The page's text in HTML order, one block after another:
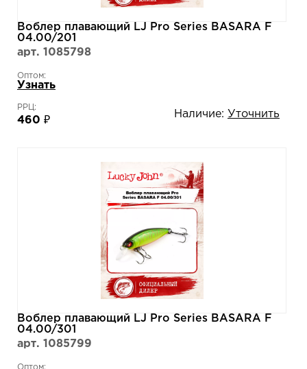
Воблер плавающий LJ Pro Series BASARA F
04.00/201
арт. 1085798
Оптом:
Узнать
РРЦ:
460 ₽
Наличие: Уточнить
Воблер плавающий LJ Pro Series BASARA F
04.00/301
арт. 1085799
Оптом: